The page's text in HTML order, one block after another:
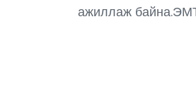
ажиллаж